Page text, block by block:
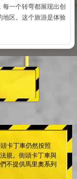
每一个转弯都展现出创
地区。这个旅游是体验
卡丁車仍然按照
規。街頭卡丁車與
不提供馬里奧系列